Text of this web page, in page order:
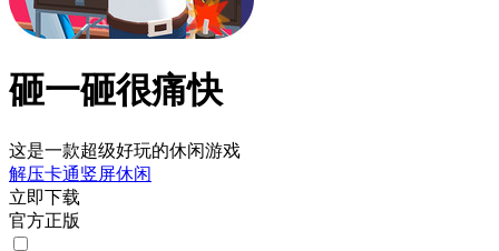
砸一砸很痛快
这是一款超级好玩的休闲游戏
解压卡通竖屏休闲
立即下载
官方正版